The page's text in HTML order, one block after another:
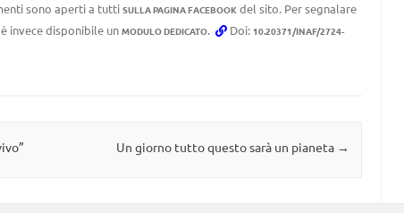
sono aperti a tuttiSULLA PAGINA FACEBOOKdel sito. Per segnalare
invece disponibile un MODULO DEDICATO. Doi: 10.20371/INAF/2724-
Un giorno tutto questo sarà un pianeta →